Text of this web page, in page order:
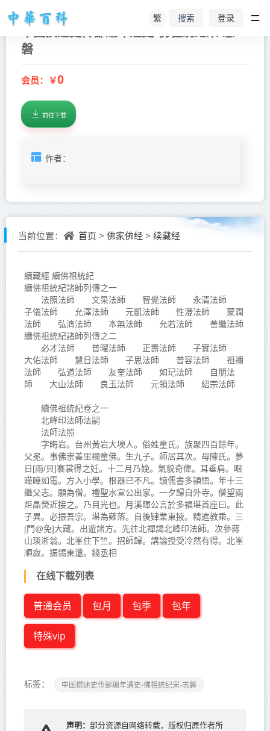
繁 搜索 登录
磐
会员：￥0
前往下载
作者：
当前位置： 首页 > 佛家佛经 > 续藏经
續藏經 續佛祖統紀
續佛祖統紀諸師列傳之一
法照法師 文杲法師 智覺法師 永清法師
子儀法師 允澤法師 元凱法師 性澄法師 蒙潤
法師 弘濟法師 本無法師 允若法師 善繼法師
續佛祖統紀諸師列傳之二
必才法師 普曜法師 正壽法師 子實法師
大佑法師 慧日法師 子思法師 普容法師 祖禰
法師 弘道法師 友奎法師 如玘法師 自朋法
師 大山法師 良玉法師 元領法師 紹宗法師
續佛祖統紀卷之一
北峰印法師法嗣
法師法照
字晦岩。台州黃岩大墺人。俗姓童氏。族聚四百餘年。
父冕。事佛崇善里穪童佛。生九子。師居其次。母陳氏。夢
日[雨/貝]褰裳得之妊。十二月乃娩。氣貌奇偉。耳垂肩。眼
瞱瞱如電。方入小學。根器已不凡。讀儒書多頴悟。年十三
繼父志。願為僧。禮聖水宣公出家。一夕歸自外寺。僧望兩
炬晶熒近接之。乃目光也。月溪暉公言於多福堪首座曰。此
子異。必振吾宗。堪為薙落。自後肄業東掖。精進教乘。三
[門@免]大藏。出遊諸方。先往北禪謁北峰印法師。次參蔣
山琰淅翁。北峯住下竺。招師歸。講論授受冷然有得。北峯
順寂。振錫東還。錢丞相
在线下载列表
普通会员 包月 包季 包年
特殊vip
标签： 中国撰述史传部编年通史-佛祖统纪宋-志磐
声明： 部分资源自网络转载，版权归原作者所